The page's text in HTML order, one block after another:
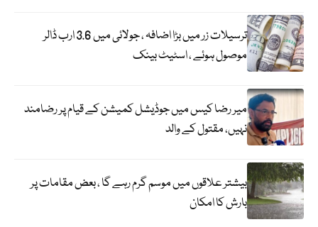
ترسیلات زر میں بڑا اضافہ ، جولائی میں 3.6 ارب ڈالر
موصول ہوئے ، اسٹیٹ بینک
میر رضا کیس میں جوڈیشل کمیشن کے قیام پر رضامند
نہیں، مقتول کے والد
بیشتر علاقوں میں موسم گرم رہے گا ، بعض مقامات پر
بارش کا امکان